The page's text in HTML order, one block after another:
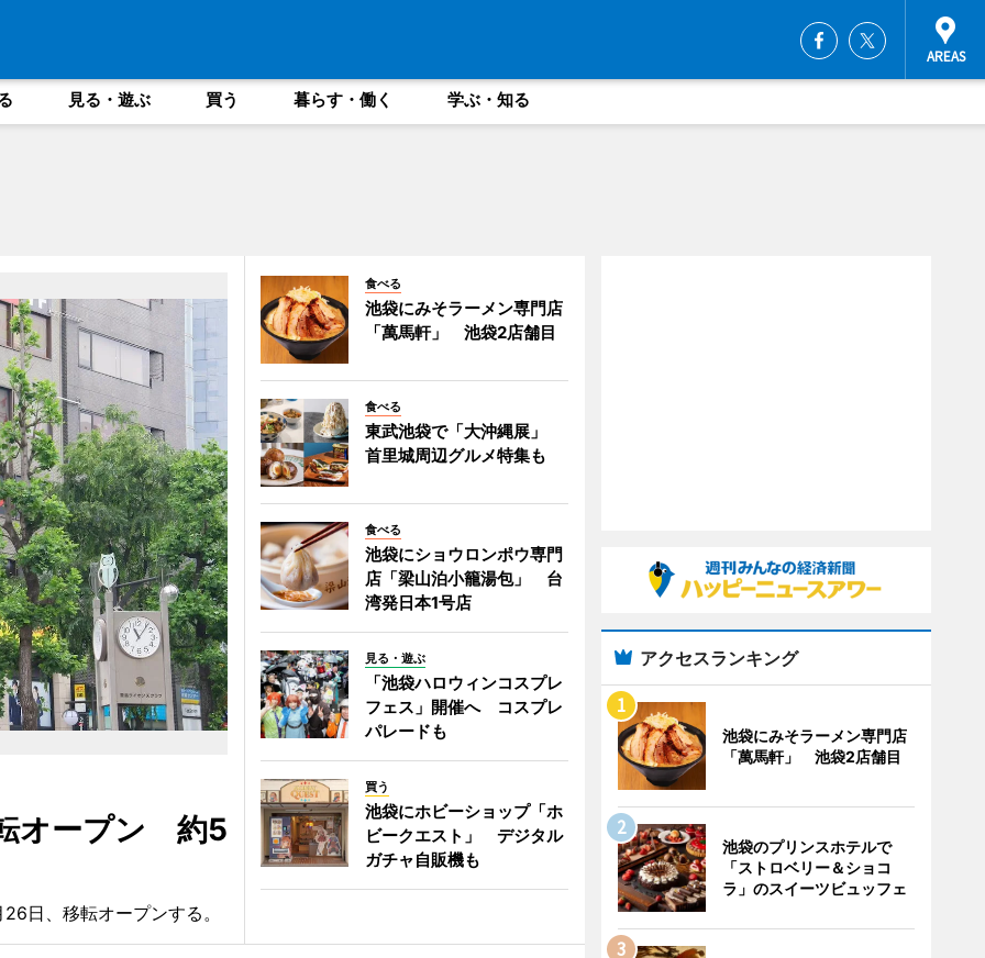
見る・遊ぶ 買う 暮らす・働く 学ぶ・知る
オープン 約5
日、移転オープンする。
食べる
池袋にみそラーメン専門店
「萬馬軒」 池袋2店舗目
食べる
東武池袋で「大沖縄展」
首里城周辺グルメ特集も
食べる
池袋にショウロンポウ専門
店「梁山泊小籠湯包」 台
湾発日本1号店
見る・遊ぶ
「池袋ハロウィンコスプレ
フェス」開催へ コスプレ
パレードも
買う
池袋にホビーショップ「ホ
ビークエスト」 デジタル
ガチャ自販機も
アクセスランキング
池袋にみそラーメン専門店
「萬馬軒」 池袋2店舗目
池袋のプリンスホテルで
「ストロベリー＆ショコ
ラ」のスイーツビュッフェ